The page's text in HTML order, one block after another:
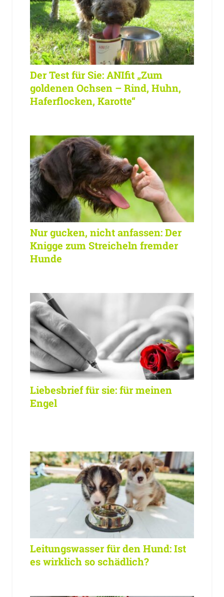
Der Test für Sie: ANIfit „Zum
goldenen Ochsen – Rind, Huhn,
Haferflocken, Karotte“
Nur gucken, nicht anfassen: Der
Knigge zum Streicheln fremder
Hunde
Liebesbrief für sie: für meinen
Engel
Leitungswasser für den Hund: Ist
es wirklich so schädlich?